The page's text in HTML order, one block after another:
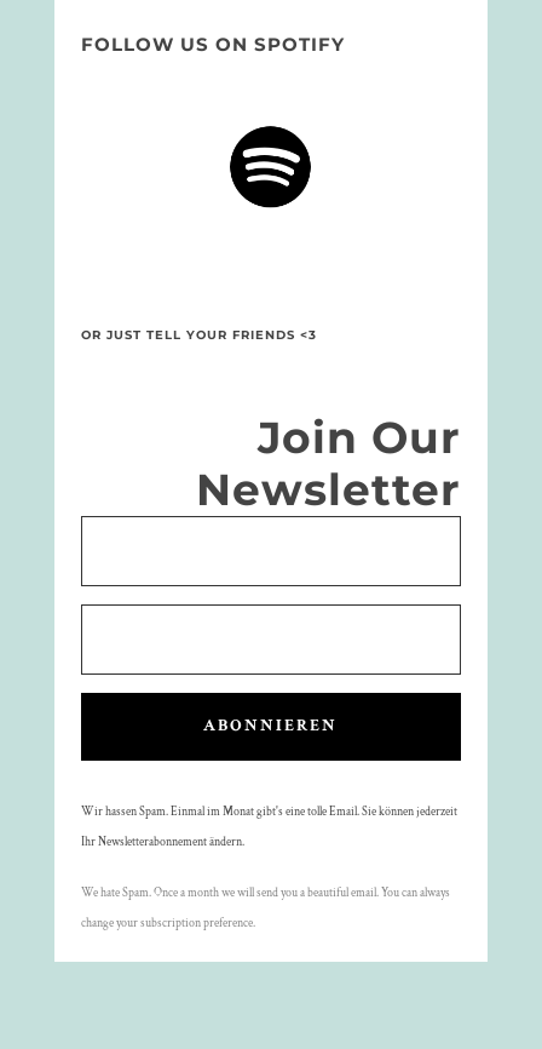
FOLLOW US ON SPOTIFY
OR JUST TELL YOUR FRIENDS <3
Join Our
Newsletter
ABONNIEREN
Wir hassen Spam. Einmal im Monat gibt's eine tolle Email. Sie können jederzeit
Ihr Newsletterabonnement ändern.
We hate Spam. Once a month we will send you a beautiful email. You can always
change your subscription preference.